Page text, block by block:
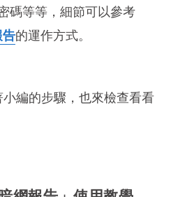
碼等等，細節可以參考
的運作方式。
編的步驟，也來檢查看看